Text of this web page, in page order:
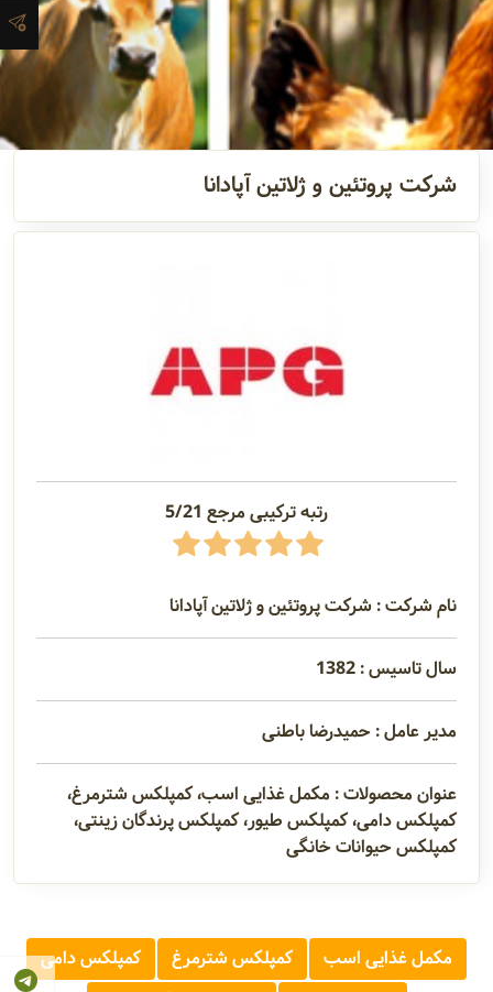
آدرس و
اطلاعات
تماس
مدیران و
مسئولین
شرکت پروتئین و ژلاتین آپادانا
رتبه ترکیبی مرجع 5/21
نام شرکت : شرکت پروتئین و ژلاتین آپادانا
سال تاسیس : 1382
مدیر عامل : حمیدرضا باطنی
عنوان محصولات : مکمل غذایی اسب، کمپلکس شترمرغ،
کمپلکس دامی، کمپلکس طیور، کمپلکس پرندگان زینتی،
کمپلکس حیوانات خانگی
مکمل غذایی اسب کمپلکس شترمرغ
کمپلکس دامی